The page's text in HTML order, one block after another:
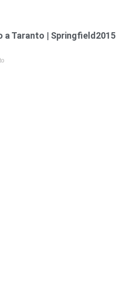
a Taranto | Springfield2015